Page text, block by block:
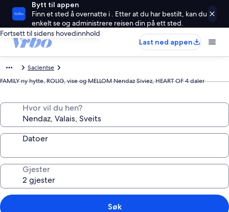
Bytt til appen
Finn et sted å overnatte i . Etter at du har bestilt, kan du
enkelt se og administrere reisen din på ett sted.
Fortsett til sidens hovedinnhold
Last ned appen
Saclentse
FAMILY ny hytte, ROLIG, vise og MELLOM Nendaz Siviez, HEART OF 4 daler
Hvor vil du hen?
Datoer
Gjester
Søk